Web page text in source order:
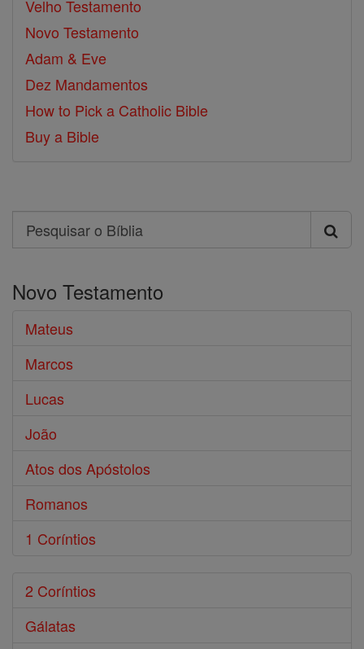
Velho Testamento
Novo Testamento
Adam & Eve
Dez Mandamentos
How to Pick a Catholic Bible
Buy a Bible
Search
Pesquisar
Bíblia
Novo Testamento
Mateus
Marcos
Lucas
João
Atos dos Apóstolos
Romanos
1 Coríntios
2 Coríntios
Gálatas